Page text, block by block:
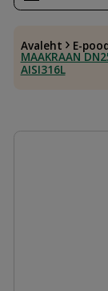
Avaleht E-
MAAKRAAN
AISI316L